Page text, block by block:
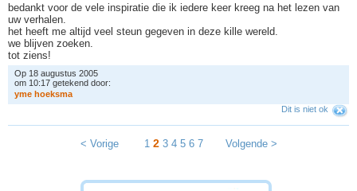
bedankt voor de vele inspiratie die ik iedere keer kreeg na het lezen van
uw verhalen.
het heeft me altijd veel steun gegeven in deze kille wereld.
we blijven zoeken.
tot ziens!
Op 18 augustus 2005
om 10:17 getekend door:
yme hoeksma
Dit is niet ok
< Vorige 1 2 3 4 5 6 7 Volgende >